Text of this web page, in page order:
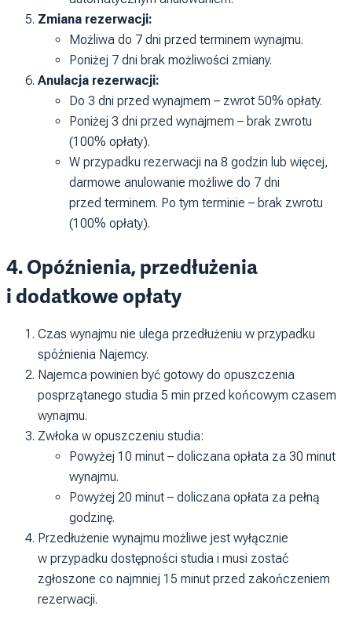
Zmiana rezerwacji:
Możliwa do 7 dni przed terminem wynajmu.
Poniżej 7 dni brak możliwości zmiany.
Anulacja rezerwacji:
Do 3 dni przed wynajmem – zwrot 50% opłaty.
Poniżej 3 dni przed wynajmem – brak zwrotu
(100% opłaty).
W przypadku rezerwacji na 8 godzin lub więcej,
darmowe anulowanie możliwe do 7 dni
przed terminem. Po tym terminie – brak zwrotu
(100% opłaty).
4. Opóźnienia, przedłużenia
i dodatkowe opłaty
Czas wynajmu nie ulega przedłużeniu w przypadku
spóźnienia Najemcy.
Najemca powinien być gotowy do opuszczenia
posprzątanego studia 5 min przed końcowym czasem
wynajmu.
Zwłoka w opuszczeniu studia:
Powyżej 10 minut – doliczana opłata za 30 minut
wynajmu.
Powyżej 20 minut – doliczana opłata za pełną
godzinę.
Przedłużenie wynajmu możliwe jest wyłącznie
w przypadku dostępności studia i musi zostać
zgłoszone co najmniej 15 minut przed zakończeniem
rezerwacji.